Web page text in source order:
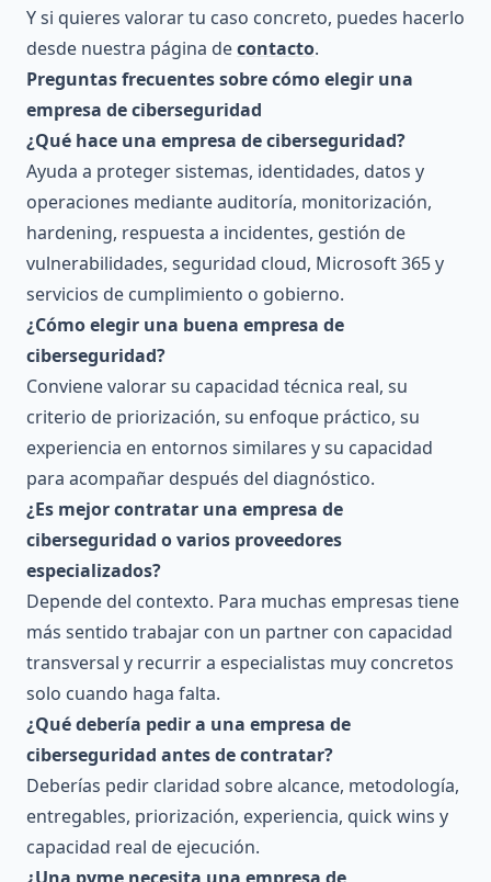
Y si quieres valorar tu caso concreto, puedes hacerlo
desde nuestra página decontacto.
Preguntas frecuentes sobre cómo elegir una
empresa de ciberseguridad
¿Qué hace una empresa de ciberseguridad?
Ayuda a proteger sistemas, identidades, datos y
operaciones mediante auditoría, monitorización,
hardening, respuesta a incidentes, gestión de
vulnerabilidades, seguridad cloud, Microsoft 365 y
servicios de cumplimiento o gobierno.
¿Cómo elegir una buena empresa de
ciberseguridad?
Conviene valorar su capacidad técnica real, su
criterio de priorización, su enfoque práctico, su
experiencia en entornos similares y su capacidad
para acompañar después del diagnóstico.
¿Es mejor contratar una empresa de
ciberseguridad o varios proveedores
especializados?
Depende del contexto. Para muchas empresas tiene
más sentido trabajar con un partner con capacidad
transversal y recurrir a especialistas muy concretos
solo cuando haga falta.
¿Qué debería pedir a una empresa de
ciberseguridad antes de contratar?
Deberías pedir claridad sobre alcance, metodología,
entregables, priorización, experiencia, quick wins y
capacidad real de ejecución.